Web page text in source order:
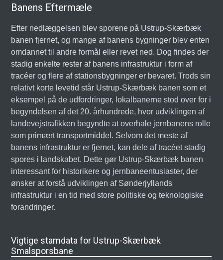
Banens Eftermæle
Efter nedlæggelsen blev sporene på Ustrup-Skærbæk
banen fjernet, og mange af banens bygninger blev enten
omdannet til andre formål eller revet ned. Dog findes der
stadig enkelte rester af banens infrastruktur i form af
tracéer og flere af stationsbygninger er bevaret. Trods sin
relativt korte levetid står Ustrup-Skærbæk banen som et
eksempel på de udfordringer, lokalbanerne stod over for i
begyndelsen af det 20. århundrede, hvor udviklingen af
landevejstrafikken begyndte at overhale jernbanens rolle
som primært transportmiddel. Selvom det meste af
banens infrastruktur er fjernet, kan dele af tracéet stadig
spores i landskabet. Dette gør Ustrup-Skærbæk banen
interessant for historikere og jernbaneentusiaster, der
ønsker at forstå udviklingen af Sønderjyllands
infrastruktur i en tid med store politiske og teknologiske
forandringer.
Vigtige stamdata for Ustrup-Skærbæk
Smalsporsbane